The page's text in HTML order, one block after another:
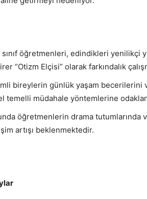
sınıf öğretmenleri, edindikleri yenilikçi
“Otizm Elçisi” olarak farkındalık
bireylerin günlük yaşam becerilerini
temelli müdahale yöntemlerine
öğretmenlerin drama tutumlarında
artışı beklenmektedir.